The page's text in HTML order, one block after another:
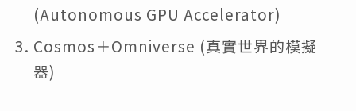
(Autonomous GPU Accelerator)
Cosmos＋Omniverse (真實世界的模擬
器)